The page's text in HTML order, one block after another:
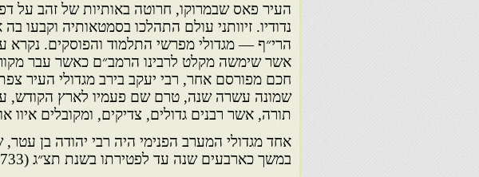
העיר פאס שבמרוקו, חרוטה באותיות של זהב על
נדודיו. זיוותני עולם התהלכו בסמטאותיה
הרי״ף — מגדולי מפרשי התלמוד והפוסקים.
אשר שימשה מקלט לרבינו הרמב״ם כאשר עבר
חכם מפורסם אחר, רבי יעקב בירב מגדולי העיר
שמונה עשרה שנה, טרם שם פעמיו לארץ הקודש,
תורה, אשר רבנים גדולים, צדיקים, ומקובלים איוו
אחד מגדולי המערב הפנימי היה רבי יהודה בן
במשך כארבעים שנה עד לפטירתו בשנת תצ״ג (1733).